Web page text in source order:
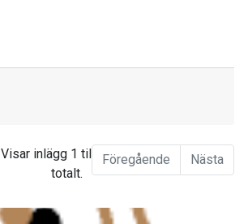
Visar inlägg 1 till 1 av 1
totalt.
Föregående Nästa